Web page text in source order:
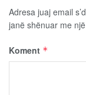
Adresa juaj email
janë shënuar me një
Koment *